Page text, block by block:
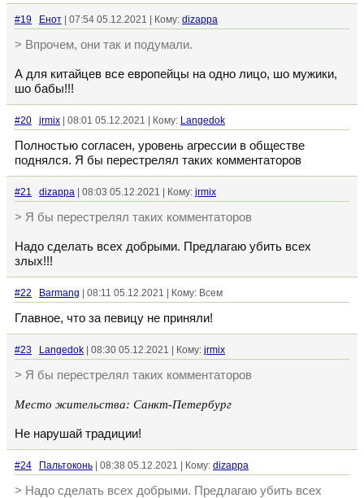
#19 Енот | 07:54 05.12.2021 | Кому: dizappa
> Впрочем, они так и подумали.
А для китайцев все европейцы на одно лицо, шо мужики,
шо бабы!!!
#20 jrmix | 08:01 05.12.2021 | Кому: Langedok
Полностью согласен, уровень агрессии в обществе
поднялся. Я бы перестрелял таких комментаторов
#21 dizappa | 08:03 05.12.2021 | Кому: jrmix
> Я бы перестрелял таких комментаторов
Надо сделать всех добрыми. Предлагаю убить всех
злых!!!
#22 Barmang | 08:11 05.12.2021 | Кому: Всем
Главное, что за певицу не приняли!
#23 Langedok | 08:30 05.12.2021 | Кому: jrmix
> Я бы перестрелял таких комментаторов
Место жительства: Санкт-Петербург
Не нарушай традиции!
#24 Пальтоконь | 08:38 05.12.2021 | Кому: dizappa
> Надо сделать всех добрыми. Предлагаю убить всех